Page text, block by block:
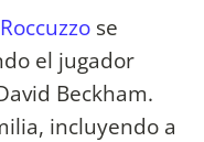
se
el jugador
Beckham.
incluyendo a